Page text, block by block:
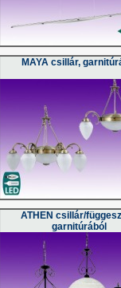
MAYA csillár,
ATHEN csillár/
garnitúrából